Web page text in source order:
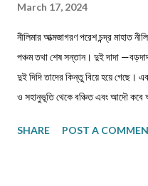
March 17, 2024
নীলিমার আত্মজাগরণ পরেশ চন্দ্র মাহাত
পঞ্চম তথা শেষ সন্তান। দুই দাদা
দুই দিদি তাদের কিন্তু বিয়ে হয়ে গেছে।
ও সহানুভূতি থেকে বঞ্চিত এবং আদৌ
তারও জীবনসঙ্গিনী জুটেনি। মোট সাতজন
SHARE POST A